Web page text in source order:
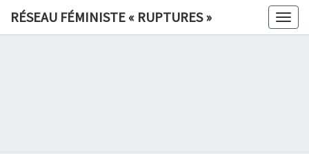
RÉSEAU FÉMINISTE « RUPTURES »